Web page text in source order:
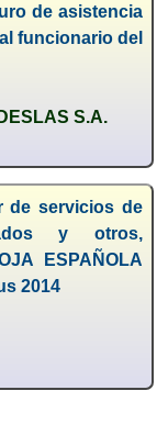
de asistencia
funcionario del
S.A.
de servicios de
y otros,
ESPAÑOLA
2014